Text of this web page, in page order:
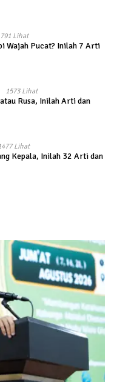
Lihat
Wajah Pucat? Inilah 7 Arti
1573 Lihat
Rusa, Inilah Arti dan
Lihat
Kepala, Inilah 32 Arti dan